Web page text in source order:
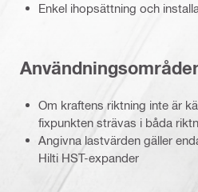
Enkel ihopsättning och
Om kraftens riktning inte är
fixpunkten strävas i båda
Angivna lastvärden gäller
Hilti HST-expander